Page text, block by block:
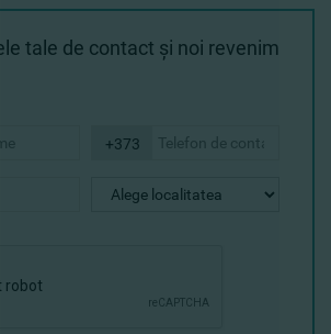
tale de contact şi noi revenim
+373